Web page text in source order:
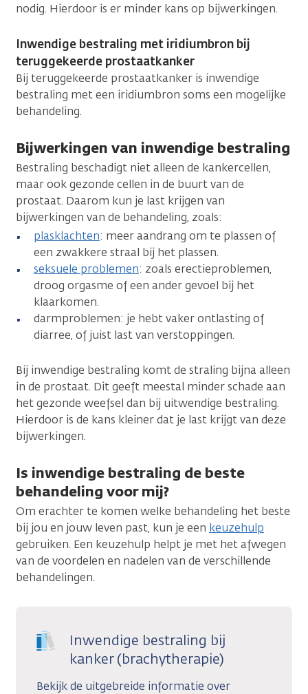
nodig. Hierdoor is er minder kans op bijwerkingen.
Inwendige bestraling met iridiumbron bij
teruggekeerde prostaatkanker
Bij teruggekeerde prostaatkanker is inwendige
bestraling met een iridiumbron soms een mogelijke
behandeling.
Bijwerkingen van inwendige bestraling
Bestraling beschadigt niet alleen de kankercellen,
maar ook gezonde cellen in de buurt van de
prostaat. Daarom kun je last krijgen van
bijwerkingen van de behandeling, zoals:
plasklachten: meer aandrang om te plassen of
een zwakkere straal bij het plassen.
seksuele problemen: zoals erectieproblemen,
droog orgasme of een ander gevoel bij het
klaarkomen.
darmproblemen: je hebt vaker ontlasting of
diarree, of juist last van verstoppingen.
Bij inwendige bestraling komt de straling bijna alleen
in de prostaat. Dit geeft meestal minder schade aan
het gezonde weefsel dan bij uitwendige bestraling.
Hierdoor is de kans kleiner dat je last krijgt van deze
bijwerkingen.
Is inwendige bestraling de beste
behandeling voor mij?
Om erachter te komen welke behandeling het beste
bij jou en jouw leven past, kun je een keuzehulp
gebruiken. Een keuzehulp helpt je met het afwegen
van de voordelen en nadelen van de verschillende
behandelingen.
Inwendige bestraling bij
kanker (brachytherapie)
Bekijk de uitgebreide informatie over